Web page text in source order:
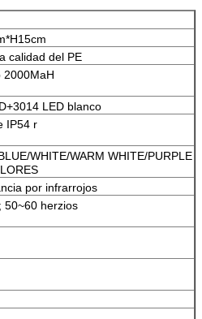
calidad del PE
2000MaH
LED blanco
IP54 r
WHITE/WARM WHITE/PURPLE
por infrarrojos
50~60 herzios